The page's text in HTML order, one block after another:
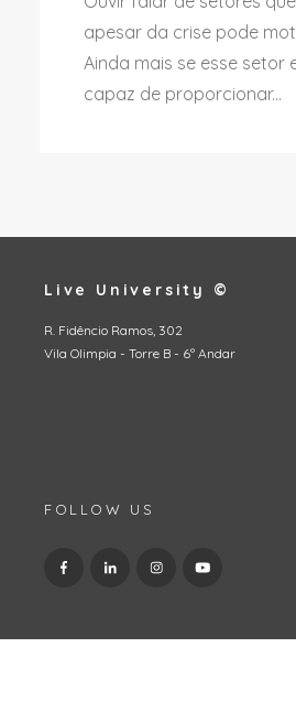
apesar da crise pode
Ainda mais se esse setor
capaz de proporcionar...
Live University ©
R. Fidêncio Ramos, 302
Vila Olimpia - Torre B - 6º Andar
FOLLOW US